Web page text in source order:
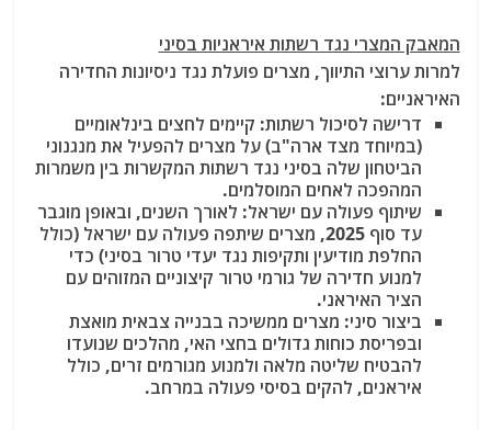
המאבק המצרי נגד רשתות איראניות בסיני
למרות ערוצי התיווך, מצרים פועלת נגד ניסיונות החדירה
האיראניים:
דרישה לסיכול רשתות: קיימים לחצים בינלאומיים
(במיוחד מצד ארה"ב) על מצרים להפעיל את מנגנוני
הביטחון שלה בסיני נגד רשתות המקשרות בין משמרות
המהפכה לאחים המוסלמים.
שיתוף פעולה עם ישראל: לאורך השנים, ובאופן מוגבר
עד סוף 2025, מצרים שיתפה פעולה עם ישראל (כולל
החלפת מודיעין ותקיפות נגד יעדי טרור בסיני) כדי
למנוע חדירה של גורמי טרור קיצוניים המזוהים עם
הציר האיראני.
ביצור סיני: מצרים ממשיכה בבנייה צבאית מואצת
ובפריסת כוחות גדולים בחצי האי, מהלכים שנועדו
להבטיח שליטה מלאה ולמנוע מגורמים זרים, כולל
איראנים, להקים בסיסי פעולה במרחב.